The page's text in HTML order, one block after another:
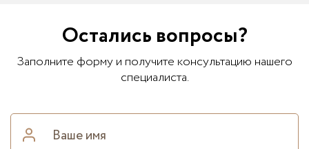
Остались вопросы?
Заполните форму и получите консультацию нашего
специалиста.